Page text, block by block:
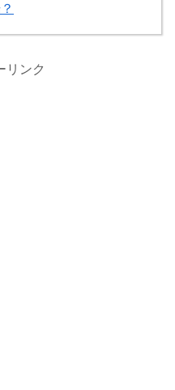
リンク